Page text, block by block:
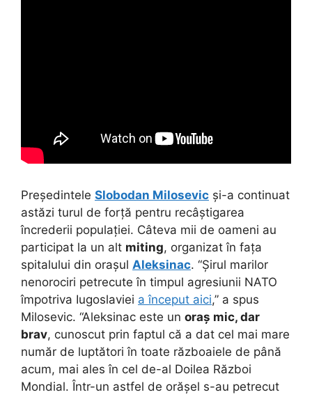
Președintele Slobodan Milosevic și-a continuat
astăzi turul de forță pentru recâștigarea
încrederii populației. Câteva mii de oameni au
participat la un alt miting, organizat în fața
spitalului din orașul Aleksinac. “Șirul marilor
nenorociri petrecute în timpul agresiunii NATO
împotriva Iugoslaviei a început aici,” a spus
Milosevic. “Aleksinac este un oraș mic, dar
brav, cunoscut prin faptul că a dat cel mai mare
număr de luptători în toate războaiele de până
acum, mai ales în cel de-al Doilea Război
Mondial. Într-un astfel de orășel s-au petrecut